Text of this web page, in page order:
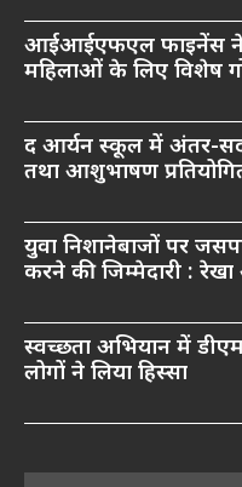
आईआईएफएल फाइनेंस ने
महिलाओं के लिए विशेष
द आर्यन स्कूल में अंतर-
तथा आशुभाषण
युवा निशानेबाजों पर
करने की जिम्मेदारी : रेखा
स्वच्छता अभियान में
लोगों ने लिया हिस्सा